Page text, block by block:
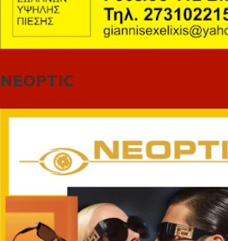
NEOPTIC